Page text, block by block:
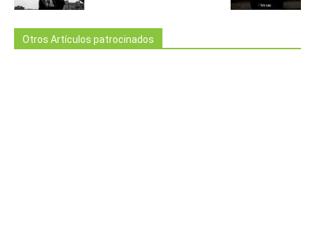
Otros Artículos patrocinados